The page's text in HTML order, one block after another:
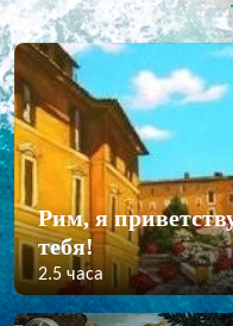
Рим, я
тебя!
2.5 часа